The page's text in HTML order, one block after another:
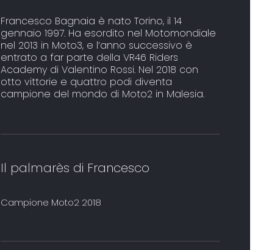
Francesco Bagnaia è nato Torino, il 14
gennaio 1997. Ha esordito nel Motomondiale
nel 2013 in Moto3, e l’anno successivo è
entrato a far parte della VR46 Riders
Academy di Valentino Rossi. Nel 2018 con
otto vittorie e quattro podi diventa
campione del mondo di Moto2 in Malesia.
Il palmarès di Francesco
Campione Moto2 2018